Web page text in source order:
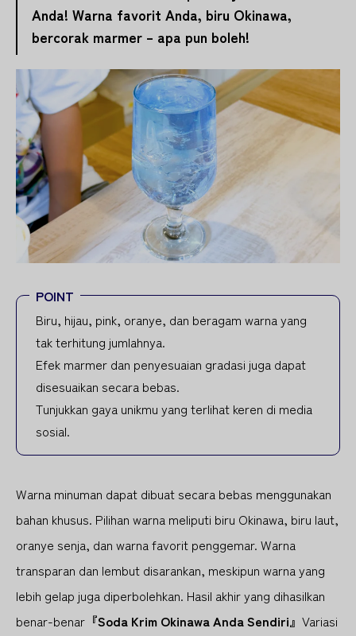
Anda! Warna favorit Anda, biru Okinawa,
bercorak marmer – apa pun boleh!
POINT
Biru, hijau, pink, oranye, dan beragam warna yang
tak terhitung jumlahnya.
Efek marmer dan penyesuaian gradasi juga dapat
disesuaikan secara bebas.
Tunjukkan gaya unikmu yang terlihat keren di media
sosial.
Warna minuman dapat dibuat secara bebas menggunakan
bahan khusus. Pilihan warna meliputi biru Okinawa, biru laut,
oranye senja, dan warna favorit penggemar. Warna
transparan dan lembut disarankan, meskipun warna yang
lebih gelap juga diperbolehkan. Hasil akhir yang dihasilkan
benar-benar 『Soda Krim Okinawa Anda Sendiri』 Variasi